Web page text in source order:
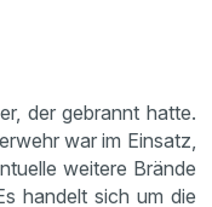
der gebrannt hatte.
war im Einsatz,
weitere Brände
handelt sich um die